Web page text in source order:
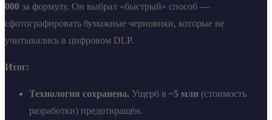
000 за формулу. Он выбрал «быстрый» способ —
сфотографировать бумажные черновики, которые не
учитывались в цифровом DLP.
Итог:
Технология сохранена. Ущерб в ~5 млн (стоимость
разработки) предотвращён.